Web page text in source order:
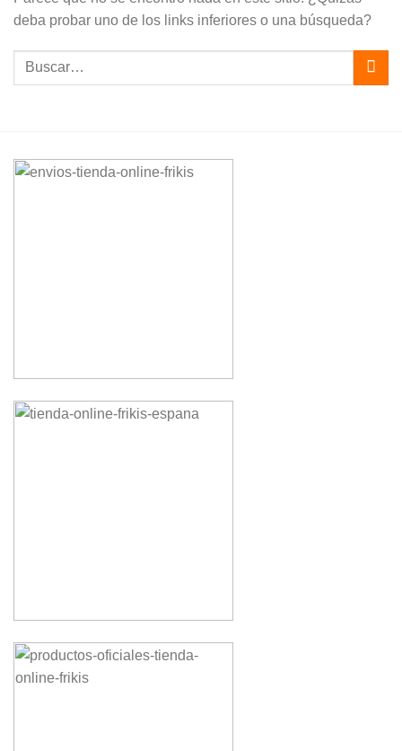
deba probar uno de los links inferiores o una búsqueda?